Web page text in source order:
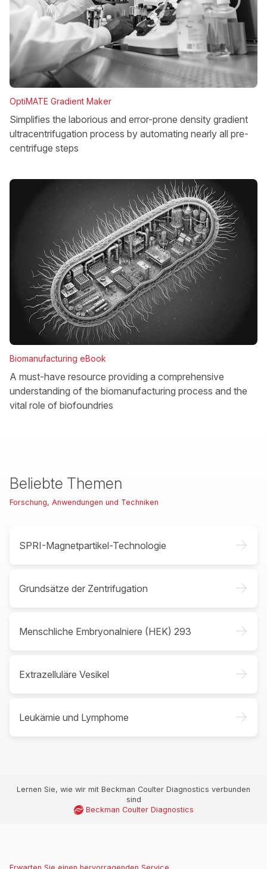
OptiMATE Gradient Maker
Simplifies the laborious and error-prone density gradient
ultracentrifugation process by automating nearly all pre-
centrifuge steps
Biomanufacturing eBook
A must-have resource providing a comprehensive
understanding of the biomanufacturing process and the
vital role of biofoundries
Beliebte Themen
Forschung, Anwendungen und Techniken
SPRI-Magnetpartikel-Technologie ->
Grundsätze der Zentrifugation ->
Menschliche Embryonalniere (HEK) 293 ->
Extrazelluläre Vesikel ->
Leukämie und Lymphome ->
Lernen Sie, wie wir mit Beckman Coulter Diagnostics verbunden
sind
Beckman Coulter Diagnostics